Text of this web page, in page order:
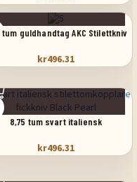
tum guldhandtag AKC Stilettkniv
kr496.31
8,75 tum svart italiensk
pärlemor
kr496.31